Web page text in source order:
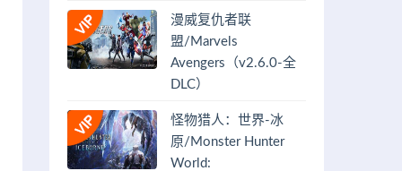
漫威复仇者联
盟/Marvels
Avengers（v2.6.0-全
DLC）
怪物猎人：世界-冰
原/Monster Hunter
World: